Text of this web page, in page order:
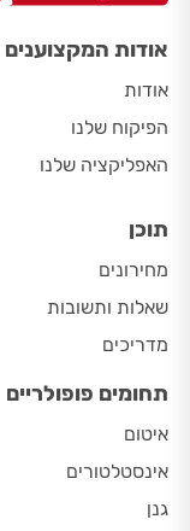
אודות המקצוענים
אודות
הפיקוח שלנו
האפליקציה שלנו
תוכן
מחירונים
שאלות ותשובות
מדריכים
תחומים פופולריים
איטום
אינסטלטורים
גנן